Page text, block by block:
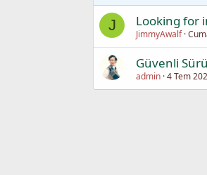
J Looking for
JimmyAwalf
Güvenli
admin 4 Tem